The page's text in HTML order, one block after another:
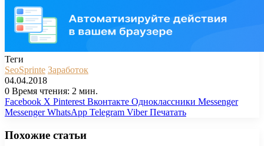
Теги
SeoSprinte Заработок
04.04.2018
0 Время чтения: 2 мин.
Facebook X Pinterest Вконтакте Одноклассники Messenger
Messenger WhatsApp Telegram Viber Печатать
Похожие статьи